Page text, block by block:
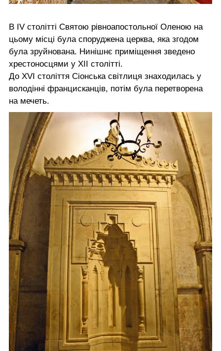
В IV столітті Святою рівноапостольної Оленою на
цьому місці була споруджена церква, яка згодом
була зруйнована. Нинішнє приміщення зведено
хрестоносцями у XII столітті.
До XVI століття Сіонська світлиця знаходилась у
володінні францисканців, потім була перетворена
на мечеть.